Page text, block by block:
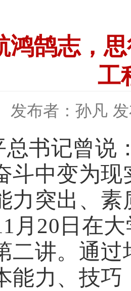
鸿鹄志，
工
发布者：孙凡
总书记曾说
斗中变为
力突出、
月20日在
二讲。通
能力、技